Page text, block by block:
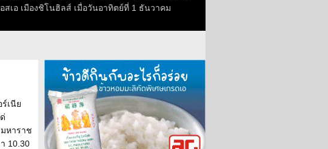
เอ เมืองชิโนฮิลส์ เมื่อวันอาทิตย์ที่ 1 ธันวาคม
เนีย
หาราช
10.30